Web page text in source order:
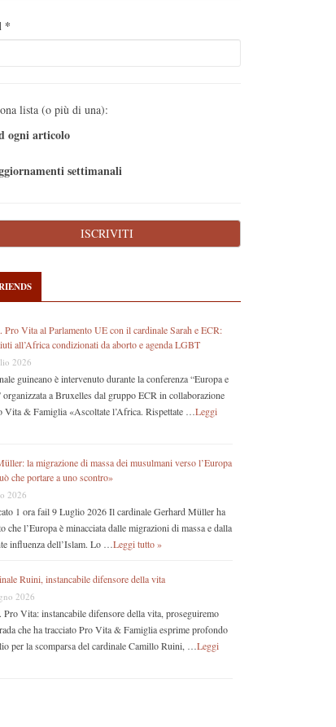
*
lista (o più di una):
ogni articolo
settimanali
Pro Vita al Parlamento UE con il cardinale Sarah e ECR:
all’Africa condizionati da aborto e agenda LGBT
2026
guineano è intervenuto durante la conferenza “Europa e
organizzata a Bruxelles dal gruppo ECR in collaborazione
Vita & Famiglia «Ascoltate l’Africa. Rispettate … Leggi
la migrazione di massa dei musulmani verso l’Europa
che portare a uno scontro»
2026
1 ora fail 9 Luglio 2026 Il cardinale Gerhard Müller ha
che l’Europa è minacciata dalle migrazioni di massa e dalla
influenza dell’Islam. Lo … Leggi tutto »
Ruini, instancabile difensore della vita
2026
Vita: instancabile difensore della vita, proseguiremo
che ha tracciato Pro Vita & Famiglia esprime profondo
per la scomparsa del cardinale Camillo Ruini, … Leggi